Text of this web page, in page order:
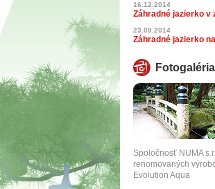
16.12.2014
Záhradné jazierko v
23.09.2014
Záhradné jazierko
Fotogaléria
Spoločnosť NUMA
renomovaných
Evolution Aqua